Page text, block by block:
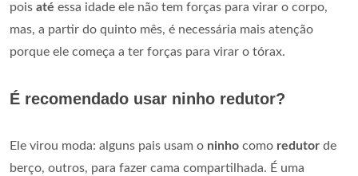
pois até essa idade ele não tem forças para virar o corpo,
mas, a partir do quinto mês, é necessária mais atenção
porque ele começa a ter forças para virar o tórax.
É recomendado usar ninho redutor?
Ele virou moda: alguns pais usam o ninho como redutor de
berço, outros, para fazer cama compartilhada. É uma